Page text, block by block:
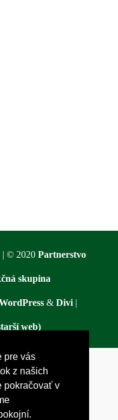
pre vás
z našich
pokračovať v
| © 2020 Partnerstvo
skupina
&Divi |
web)